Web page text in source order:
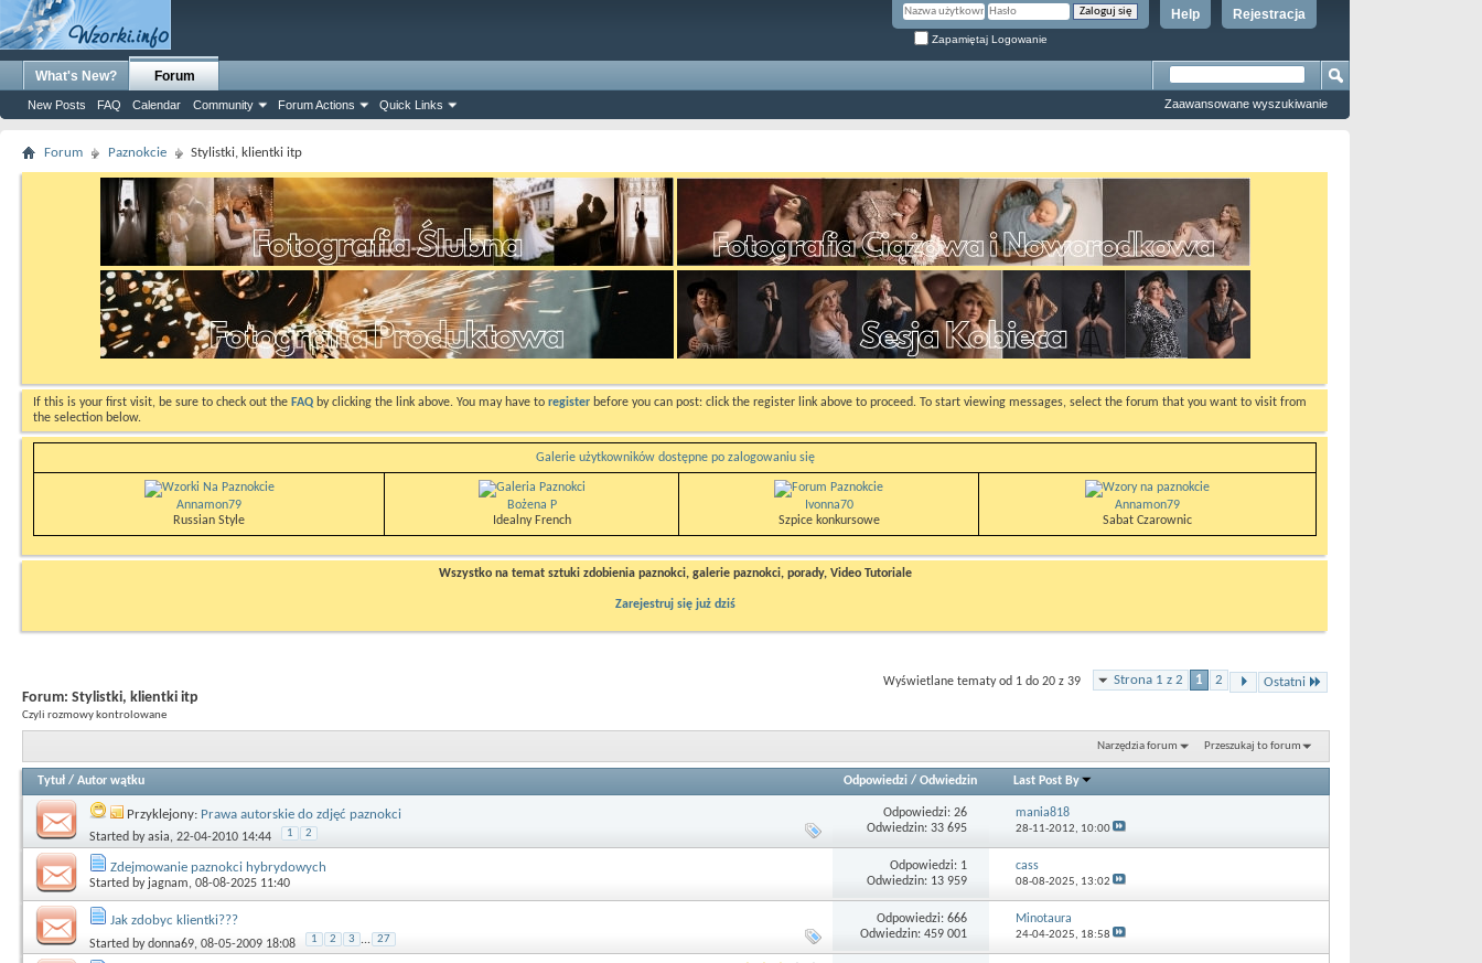
Rejestracja
Help
Zapamiętaj Logowanie
What's New? Forum
New Posts FAQ Calendar Community Forum Actions Quick Links Zaawansowane wyszukiwanie
Forum Paznokcie Stylistki, klientki itp
If this is your first visit, be sure to check out the FAQ by clicking the link above. You may have to register before you can post: click the register link above to proceed. To start viewing messages, select the forum that you want to visit from
the selection below.
Galerie użytkowników dostępne po zalogowaniu się
Annamon79
Russian Style
Bożena P
Idealny French
Ivonna70
Szpice konkursowe
Annamon79
Sabat Czarownic
Wszystko na temat sztuki zdobienia paznokci, galerie paznokci, porady, Video Tutoriale
Zarejestruj się już dziś
Strona 1 z 2 1 2 Ostatni
Wyświetlane tematy od 1 do 20 z 39
Forum: Stylistki, klientki itp
Czyli rozmowy kontrolowane
Narzędzia forum Przeszukaj to forum
Tytuł / Autor wątku Odpowiedzi/ Odwiedzin Last Post By
Przyklejony: Prawa autorskie do zdjęć paznokci
Started byasia, 22-04-2010 14:44 1 2
Odpowiedzi: 26
Odwiedzin: 33 695
mania818
28-11-2012, 10:00
Zdejmowanie paznokci hybrydowych
Started by jagnam, 08-08-2025 11:40
Odpowiedzi: 1
Odwiedzin: 13 959
cass
08-08-2025, 13:02
Jak zdobyc klientki???
Started bydonna69, 08-05-2009 18:08 1 2 3 ... 27
Odpowiedzi: 666
Odwiedzin: 459 001
Minotaura
24-04-2025, 18:58